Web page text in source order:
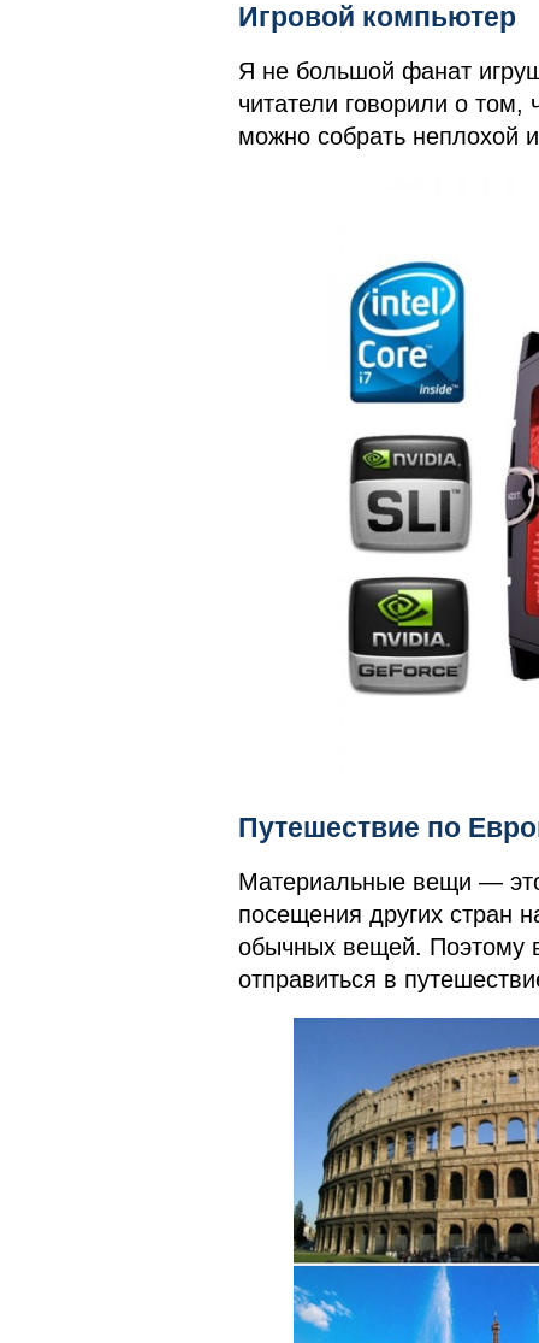
Игровой компьютер
Я не большой фанат
читатели говорили о
можно собрать неплохой
Путешествие по
Материальные вещи —
посещения других стран
обычных вещей. Поэтому
отправиться в